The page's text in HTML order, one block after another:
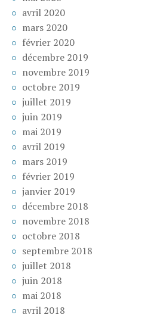
avril 2020
mars 2020
février 2020
décembre 2019
novembre 2019
octobre 2019
juillet 2019
juin 2019
mai 2019
avril 2019
mars 2019
février 2019
janvier 2019
décembre 2018
novembre 2018
octobre 2018
septembre 2018
juillet 2018
juin 2018
mai 2018
avril 2018